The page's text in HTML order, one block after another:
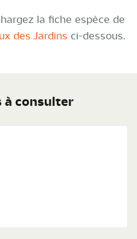
la fiche espèce de
des Jardins ci-dessous.
à consulter